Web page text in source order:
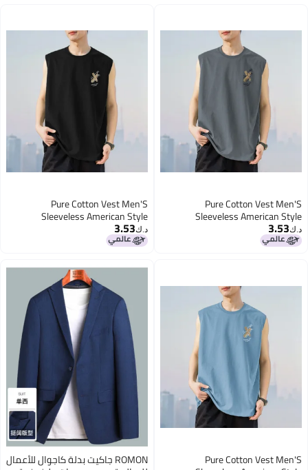
Pure Cotton Vest Men'S
Sleeveless American Style
Waistcoat Summer Outer Wear
Loose Fashionable Round Neck
د.ك‏3.53
Pure Cotton Vest Men'S
Sleeveless American Style
Waistcoat Summer Outer Wear
Loose Fashionable Round Neck
د.ك‏3.53
Pure Cotton Vest Men'S ROMON جاكيت بدلة كاجوال للأعمال